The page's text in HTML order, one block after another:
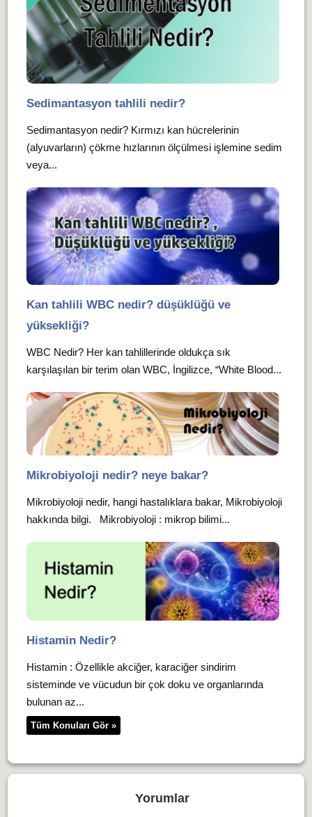
Sedimantasyon tahlili nedir?
Sedimantasyon nedir? Kırmızı kan hücrelerinin
(alyuvarların) çökme hızlarının ölçülmesi işlemine sedim
veya...
Kan tahlili WBC nedir? düşüklüğü ve
yüksekliği?
WBC Nedir? Her kan tahlillerinde oldukça sık
karşılaşılan bir terim olan WBC, İngilizce, “White Blood...
Mikrobiyoloji nedir? neye bakar?
Mikrobiyoloji nedir, hangi hastalıklara bakar, Mikrobiyoloji
hakkında bilgi. Mikrobiyoloji : mikrop bilimi...
Histamin Nedir?
Histamin : Özellikle akciğer, karaciğer sindirim
sisteminde ve vücudun bir çok doku ve organlarında
bulunan az...
Tüm Konuları Gör »
Yorumlar